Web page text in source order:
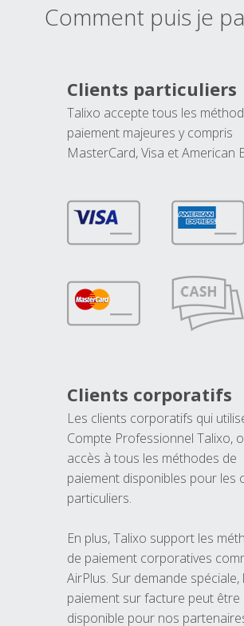
Comment puis je
Clients particuliers
Talixo accepte tous les
paiement majeures y compris
MasterCard, Visa et American
Clients corporatifs
Les clients corporatifs qui
Compte Professionnel Talixo,
accès à tous les méthodes de
paiement disponibles pour les
particuliers.
En plus, Talixo support les
de paiement corporatives
AirPlus. Sur demande spéciale,
paiement sur facture peut être
disponible pour nos